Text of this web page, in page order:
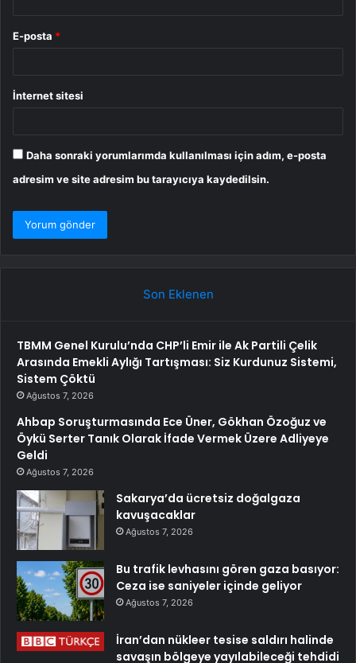
E-posta *
İnternet sitesi
Daha sonraki yorumlarımda kullanılması için adım, e-posta
adresim ve site adresim bu tarayıcıya kaydedilsin.
Son Eklenen
TBMM Genel Kurulu’nda CHP’li Emir ile Ak Partili Çelik
Arasında Emekli Aylığı Tartışması: Siz Kurdunuz Sistemi,
Sistem Çöktü
Ağustos 7, 2026
Ahbap Soruşturmasında Ece Üner, Gökhan Özoğuz ve
Öykü Serter Tanık Olarak İfade Vermek Üzere Adliyeye
Geldi
Ağustos 7, 2026
Sakarya’da ücretsiz doğalgaza
kavuşacaklar
Ağustos 7, 2026
Bu trafik levhasını gören gaza basıyor:
Ceza ise saniyeler içinde geliyor
Ağustos 7, 2026
İran’dan nükleer tesise saldırı halinde
savaşın bölgeye yayılabileceği tehdidi